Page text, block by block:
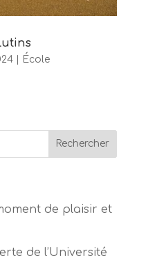
| École
de plaisir et
de l’Université